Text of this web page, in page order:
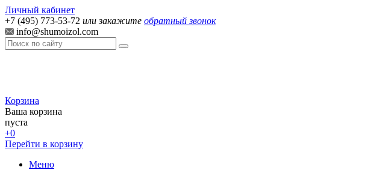
Личный кабинет
+7 (495) 773-53-72 или закажите обратный звонок
info@shumoizol.com
Корзина
Ваша корзина
пуста
+0
Перейти в корзину
Меню